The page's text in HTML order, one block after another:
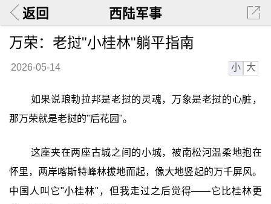
返回 西陆军事
万荣：老挝"小桂林"躺平指南
2026-05-14 小 大
如果说琅勃拉邦是老挝的灵魂，万象是老挝的心脏，
那万荣就是老挝的"后花园"。
这座夹在两座古城之间的小城，被南松河温柔地抱在
怀里，两岸喀斯特峰林拔地而起，像大地竖起的万千屏风。
中国人叫它"小桂林"，但我走过之后觉得——它比桂林更